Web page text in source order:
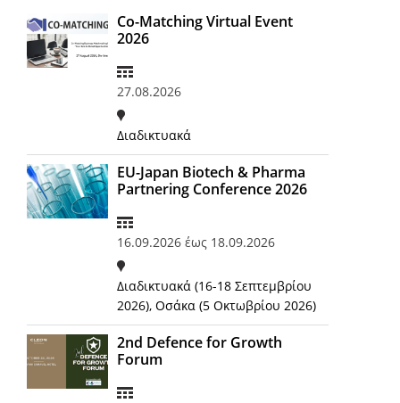
Co-Matching Virtual Event
2026
27.08.2026
Διαδικτυακά
EU-Japan Biotech & Pharma
Partnering Conference 2026
16.09.2026 έως 18.09.2026
Διαδικτυακά (16-18 Σεπτεμβρίου
2026), Οσάκα (5 Οκτωβρίου 2026)
2nd Defence for Growth
Forum